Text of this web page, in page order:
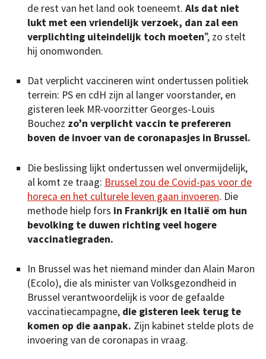
de rest van het land ook toeneemt. Als dat niet
lukt met een vriendelijk verzoek, dan zal een
verplichting uiteindelijk toch moeten”, zo stelt
hij onomwonden.
Dat verplicht vaccineren wint ondertussen politiek
terrein: PS en cdH zijn al langer voorstander, en
gisteren leek MR-voorzitter Georges-Louis
Bouchez zo’n verplicht vaccin te prefereren
boven de invoer van de coronapasjes in Brussel.
Die beslissing lijkt ondertussen wel onvermijdelijk,
al komt ze traag: Brussel zou de Covid-pas voor de
horeca en het culturele leven gaan invoeren. Die
methode hielp fors in Frankrijk en Italië om hun
bevolking te duwen richting veel hogere
vaccinatiegraden.
In Brussel was het niemand minder dan Alain Maron
(Ecolo), die als minister van Volksgezondheid in
Brussel verantwoordelijk is voor de gefaalde
vaccinatiecampagne, die gisteren leek terug te
komen op die aanpak. Zijn kabinet stelde plots de
invoering van de coronapas in vraag.